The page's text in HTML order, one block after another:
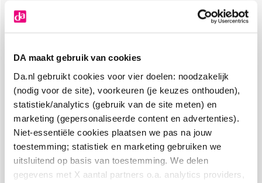
DA maakt gebruik van cookies
Da.nl gebruikt cookies voor vier doelen: noodzakelijk
(nodig voor de site), voorkeuren (je keuzes onthouden),
statistiek/analytics (gebruik van de site meten) en
marketing (gepersonaliseerde content en advertenties).
Niet-essentiële cookies plaatsen we pas na jouw
toestemming; statistiek en marketing gebruiken we
uitsluitend op basis van toestemming. We delen
gegevens met X aantal partners o.a. analytics providers,
8.6 uit4.106 reviews
Over DA
Klantenservice
Assortiment
VolgDAop: